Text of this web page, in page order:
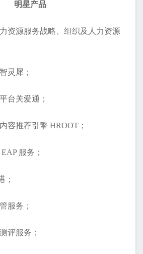
明星产品
资源服务战略、组织及人力资源
灵犀；
台关爱通；
容推荐引擎 HROOT；
服务；
；
服务；
评服务；